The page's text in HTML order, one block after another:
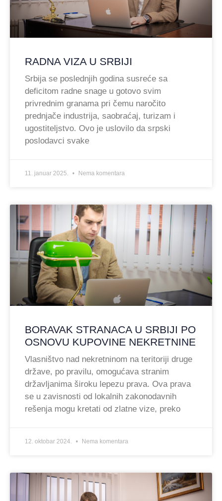
RADNA VIZA U SRBIJI
Srbija se poslednjih godina susreće sa
deficitom radne snage u gotovo svim
privrednim granama pri čemu naročito
prednjače industrija, saobraćaj, turizam i
ugostiteljstvo. Ovo je uslovilo da srpski
poslodavci svake
11. januar 2025. Nema komentara
BORAVAK STRANACA U SRBIJI PO
OSNOVU KUPOVINE NEKRETNINE
Vlasništvo nad nekretninom na teritoriji druge
države, po pravilu, omogućava stranim
državljanima široku lepezu prava. Ova prava
se u zavisnosti od lokalnih zakonodavnih
rešenja mogu kretati od zlatne vize, preko
12. oktobar 2024. Nema komentara